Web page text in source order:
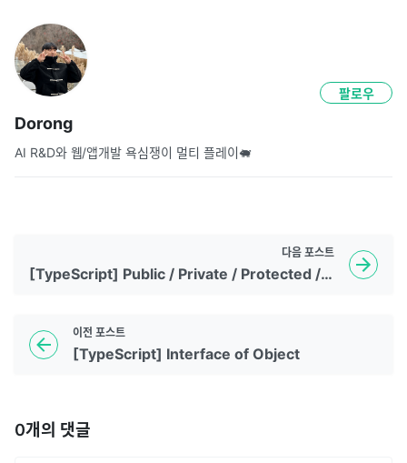
Dorong
AI R&D와 웹/앱개발 욕심쟁이 멀티 플레이🐖
팔로우
이전 포스트
[TypeScript] Interface of Object
다음 포스트
[TypeScript] Public / Private / Protected / Static
0개의 댓글